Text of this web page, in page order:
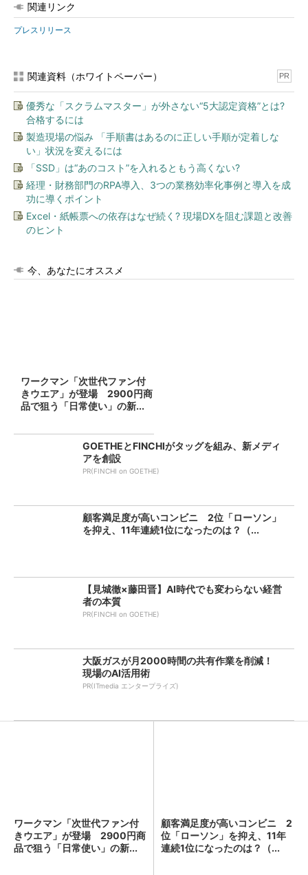
関連リンク
プレスリリース
関連資料（ホワイトペーパー） PR
優秀な「スクラムマスター」が外さない“5大認定資格”とは?
合格するには
製造現場の悩み 「手順書はあるのに正しい手順が定着しな
い」状況を変えるには
「SSD」は“あのコスト”を入れるともう高くない?
経理・財務部門のRPA導入、3つの業務効率化事例と導入を成
功に導くポイント
Excel・紙帳票への依存はなぜ続く? 現場DXを阻む課題と改善
のヒント
今、あなたにオススメ
ワークマン「次世代ファン付
きウエア」が登場 2900円商
品で狙う「日常使い」の新...
GOETHEとFINCHIがタッグを組み、新メディ
アを創設
PR(FINCHI on GOETHE)
顧客満足度が高いコンビニ 2位「ローソン」
を抑え、11年連続1位になったのは？（...
【見城徹×藤田晋】AI時代でも変わらない経営
者の本質
PR(FINCHI on GOETHE)
大阪ガスが月2000時間の共有作業を削減！
現場のAI活用術
PR(ITmedia エンタープライズ)
ワークマン「次世代ファン付
きウエア」が登場 2900円商
品で狙う「日常使い」の新...
顧客満足度が高いコンビニ 2
位「ローソン」を抑え、11年
連続1位になったのは？（...